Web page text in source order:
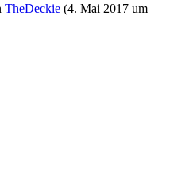
TheDeckie (4. Mai 2017 um